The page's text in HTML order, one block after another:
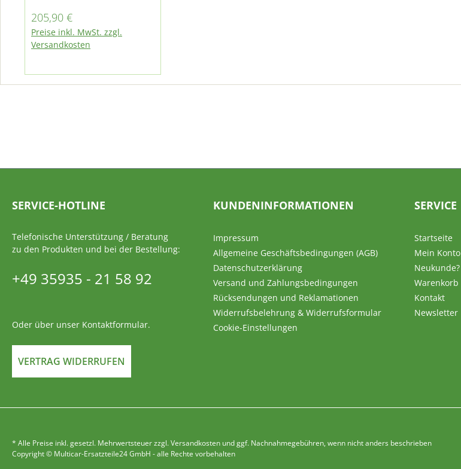
Regulärer Preis:
205,90 €
Preise inkl. MwSt. zzgl.
Versandkosten
SERVICE-HOTLINE
Telefonische Unterstützung / Beratung
zu den Produkten und bei der Bestellung:
+49 35935 - 21 58 92
Oder über unser Kontaktformular.
VERTRAG WIDERRUFEN
KUNDENINFORMATIONEN
Impressum
Allgemeine Geschäftsbedingungen (AGB)
Datenschutzerklärung
Versand und Zahlungsbedingungen
Rücksendungen und Reklamationen
Widerrufsbelehrung & Widerrufsformular
Cookie-Einstellungen
SERVICE
Startseite
Mein Konto
Neukunde?
Warenkorb
Kontakt
Newsletter
* Alle Preise inkl. gesetzl. Mehrwertsteuer zzgl. Versandkosten und ggf. Nachnahmegebühren, wenn nicht anders beschrieben
Copyright © Multicar-Ersatzteile24 GmbH - alle Rechte vorbehalten